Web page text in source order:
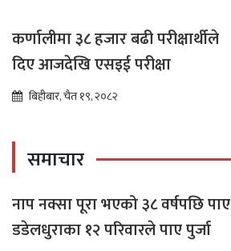
कर्णालीमा ३८ हजार बढी परीक्षार्थीले
दिए आजदेखि एसइई परीक्षा
बिहीबार, चैत १९, २०८२
समाचार
नाप नक्सा पूरा भएको ३८ वर्षपछि पाए
डडेलधुराका १२ परिवारले पाए पुर्जा